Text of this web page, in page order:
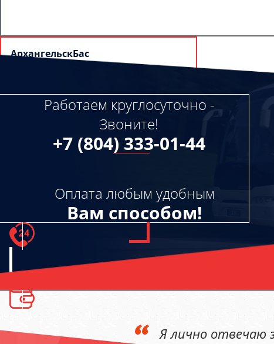
АрхангельскБас
+7 (804) 333-01-44
manager@arhangelskbus.ru
Работаем круглосуточно -
Звоните!
+7 (804) 333-01-44
Оплата любым удобным
Вам способом!
Я лично отвечаю